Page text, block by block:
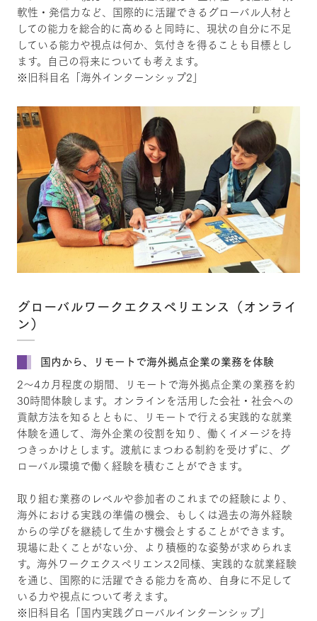
軟性・発信力など、国際的に活躍できるグローバル人材と
しての能力を総合的に高めると同時に、現状の自分に不足
している能力や視点は何か、気付きを得ることも目標とし
ます。自己の将来についても考えます。
※旧科目名「海外インターンシップ2」
グローバルワークエクスペリエンス（オンライ
ン）
国内から、リモートで海外拠点企業の業務を体験
2～4カ月程度の期間、リモートで海外拠点企業の業務を約
30時間体験します。オンラインを活用した会社・社会への
貢献方法を知るとともに、リモートで行える実践的な就業
体験を通して、海外企業の役割を知り、働くイメージを持
つきっかけとします。渡航にまつわる制約を受けずに、グ
ローバル環境で働く経験を積むことができます。
取り組む業務のレベルや参加者のこれまでの経験により、
海外における実践の準備の機会、もしくは過去の海外経験
からの学びを継続して生かす機会とすることができます。
現場に赴くことがない分、より積極的な姿勢が求められま
す。海外ワークエクスペリエンス2同様、実践的な就業経験
を通じ、国際的に活躍できる能力を高め、自身に不足して
いる力や視点について考えます。
※旧科目名「国内実践グローバルインターンシップ」